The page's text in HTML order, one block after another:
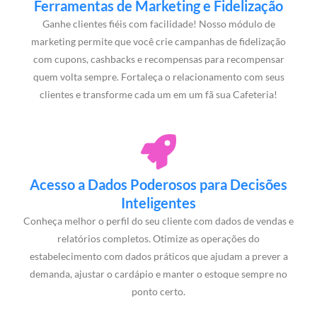
Ferramentas de Marketing e Fidelização
Ganhe clientes fiéis com facilidade! Nosso módulo de
marketing permite que você crie campanhas de fidelização
com cupons, cashbacks e recompensas para recompensar
quem volta sempre. Fortaleça o relacionamento com seus
clientes e transforme cada um em um fã sua Cafeteria!
Acesso a Dados Poderosos para Decisões
Inteligentes
Conheça melhor o perfil do seu cliente com dados de vendas e
relatórios completos. Otimize as operações do
estabelecimento com dados práticos que ajudam a prever a
demanda, ajustar o cardápio e manter o estoque sempre no
ponto certo.